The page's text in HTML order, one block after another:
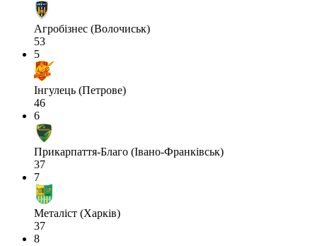
Агробізнес (Волочиськ)
53
5
Інгулець (Петрове)
46
6
Прикарпаття-Благо (Івано-Франківськ)
37
7
Металіст (Харків)
37
8